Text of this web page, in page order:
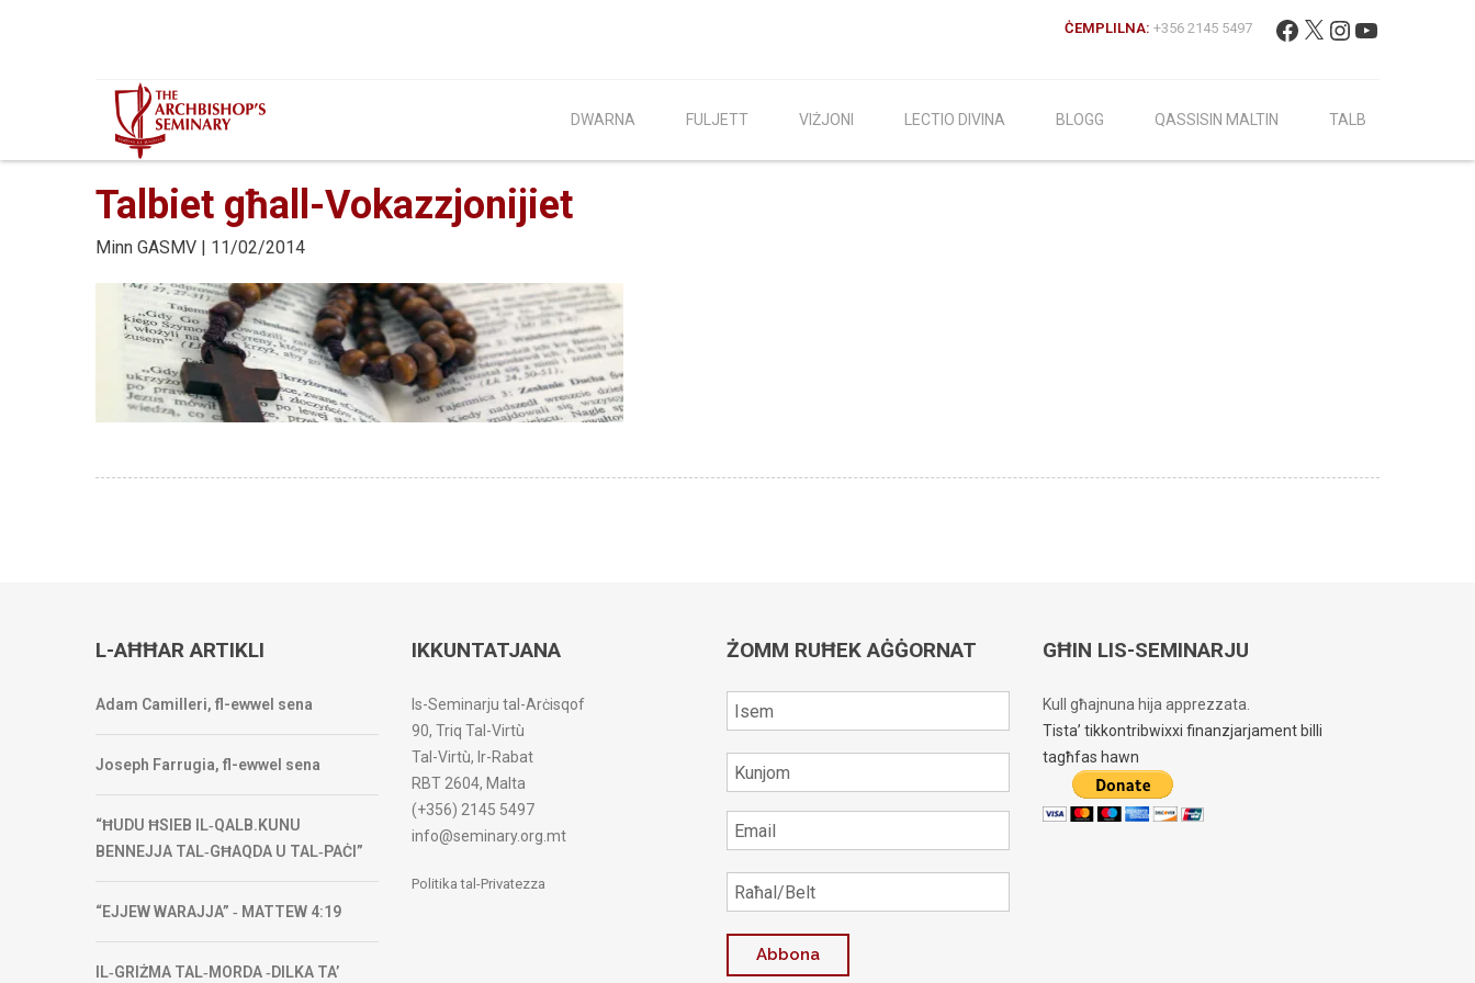
Fittex: Facebook
X Instagram
YouTube
ĊEMPLILNA: +356 2145 5497
DWARNA FULJETT VIŻJONI LECTIO DIVINA BLOGG QASSISIN MALTIN TALB
Talbiet għall-Vokazzjonijiet
Minn GASMV | 11/02/2014
L-AĦĦAR ARTIKLI
Adam Camilleri, fl-ewwel sena
Joseph Farrugia, fl-ewwel sena
“ĦUDU ĦSIEB IL‑QALB.KUNU
BENNEJJA TAL‑GĦAQDA U TAL‑PAĊI”
“EJJEW WARAJJA” ‑ MATTEW 4:19
IL‑GRIŻMA TAL‑MORDA ‑DILKA TA’
IKKUNTATJANA
Is-Seminarju tal-Arċisqof
90, Triq Tal-Virtù
Tal-Virtù, Ir-Rabat
RBT 2604, Malta
(+356) 2145 5497
info@seminary.org.mt
Politika tal-Privatezza
ŻOMM RUĦEK AĠĠORNAT GĦIN LIS-SEMINARJU
Kull għajnuna hija apprezzata.
Tista’ tikkontribwixxi finanzjarjament billi
tagħfas hawn